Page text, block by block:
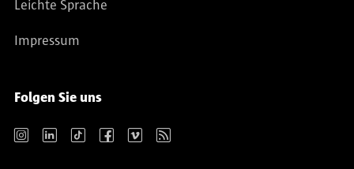
Leichte Sprache
Impressum
Folgen Sie uns
Instagram LinkedIn TikTok Facebook Vimeo RSS